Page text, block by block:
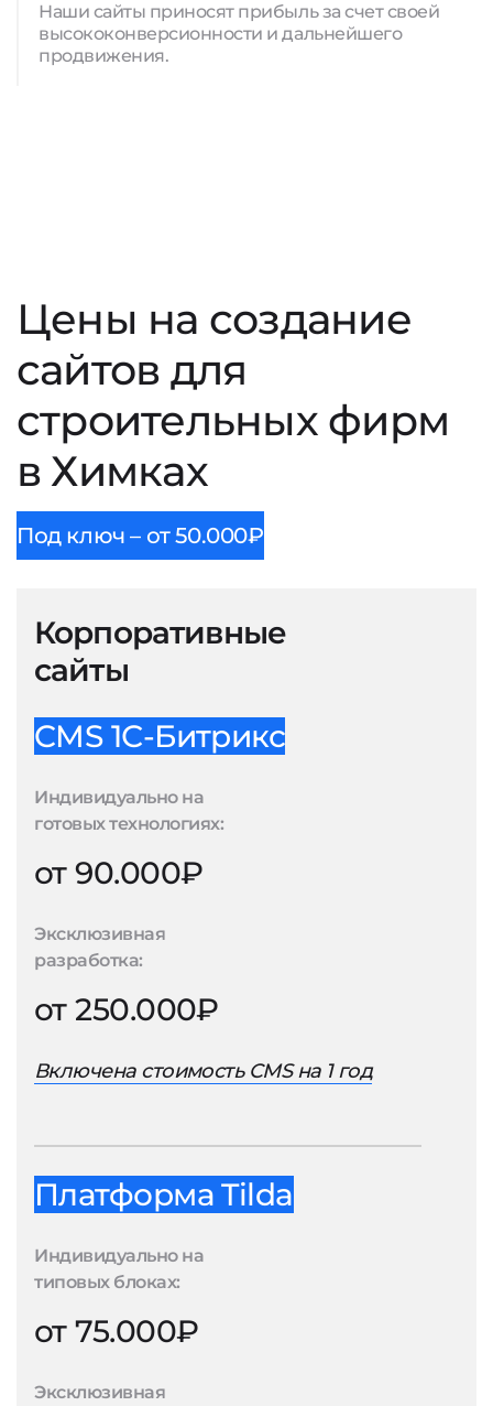
Наши сайты приносят прибыль за счет своей
высококонверсионности и дальнейшего
продвижения.
Цены на создание
сайтов для
строительных фирм
в Химках
Под ключ – от 50.000₽
Корпоративные
сайты
CMS 1С-Битрикс
Индивидуально на
готовых технологиях:
от 90.000₽
Эксклюзивная
разработка:
от 250.000₽
Включена стоимость CMS на 1 год
Платформа Tilda
Индивидуально на
типовых блоках:
от 75.000₽
Эксклюзивная